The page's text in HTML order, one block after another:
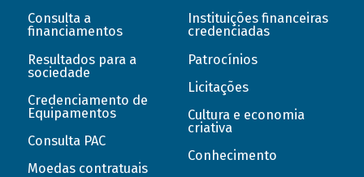
Consulta a
financiamentos
Resultados para a
sociedade
Credenciamento de
Equipamentos
Consulta PAC
Moedas contratuais
Instituições financeiras
credenciadas
Patrocínios
Licitações
Cultura e economia
criativa
Conhecimento